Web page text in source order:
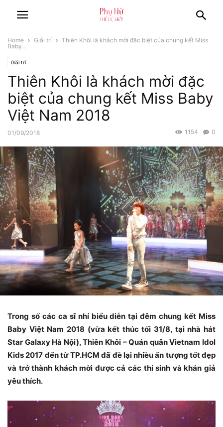
Home Giải trí
Thiên Khôi là khách mời đặc biệt của chung kết Miss
Baby...
Giải trí
Thiên Khôi là khách mời đặc
biệt của chung kết Miss Baby
Việt Nam 2018
01/09/2018 0
1154
Trong số các ca sĩ nhí biểu diễn tại đêm chung kết Miss
Baby Việt Nam 2018 (vừa kết thúc tối 31/8, tại nhà hát
Star Galaxy Hà Nội), Thiên Khôi – Quán quân Vietnam Idol
Kids 2017 đến từ TP.HCM đã đề lại nhiều ấn tượng tốt đẹp
và trở thành khách mời được cả các thí sinh và khán giả
yêu thích.